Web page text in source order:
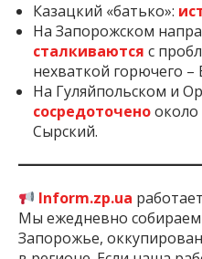
Казацкий «батько»:
На Запорожском
сталкиваются с
нехваткой горючего
На Гуляйпольском и
сосредоточенооколо
Сырский.
Inform.zp.ua
Мы ежедневно
Запорожье,